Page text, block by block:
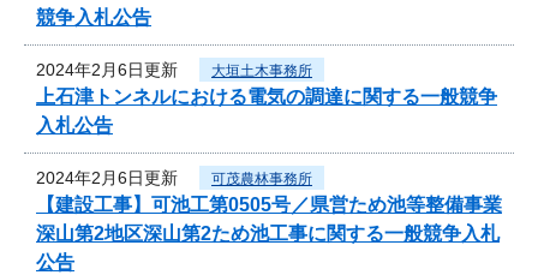
競争入札公告
2024年2月6日更新 大垣土木事務所
上石津トンネルにおける電気の調達に関する一般競争
入札公告
2024年2月6日更新 可茂農林事務所
【建設工事】可池工第0505号／県営ため池等整備事業
深山第2地区深山第2ため池工事に関する一般競争入札
公告